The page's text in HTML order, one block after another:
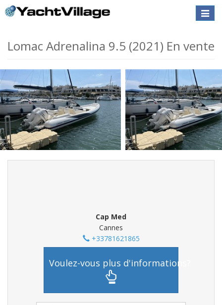
Toggle
Lomac Adrenalina 9.5 (2021) En vente
Cap Med
Cannes
+33781621865
Voulez-vous plus d'informations?